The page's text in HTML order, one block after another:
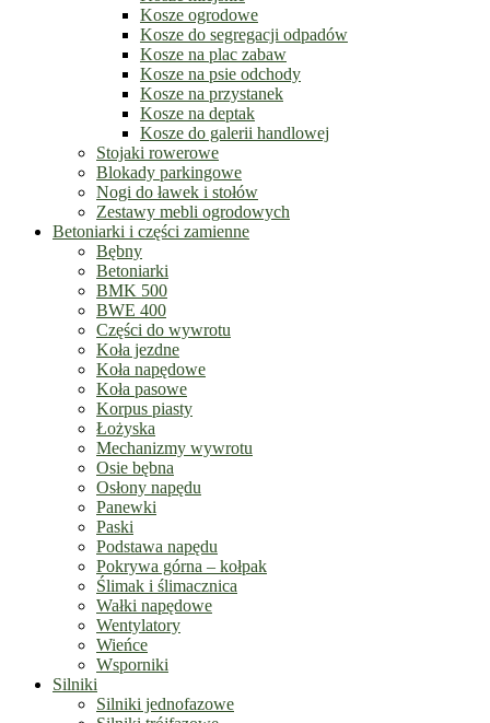
Kosze ogrodowe
Kosze do segregacji odpadów
Kosze na plac zabaw
Kosze na psie odchody
Kosze na przystanek
Kosze na deptak
Kosze do galerii handlowej
Stojaki rowerowe
Blokady parkingowe
Nogi do ławek i stołów
Zestawy mebli ogrodowych
Betoniarki i części zamienne
Bębny
Betoniarki
BMK 500
BWE 400
Części do wywrotu
Koła jezdne
Koła napędowe
Koła pasowe
Korpus piasty
Łożyska
Mechanizmy wywrotu
Osie bębna
Osłony napędu
Panewki
Paski
Podstawa napędu
Pokrywa górna – kołpak
Ślimak i ślimacznica
Wałki napędowe
Wentylatory
Wieńce
Wsporniki
Silniki
Silniki jednofazowe